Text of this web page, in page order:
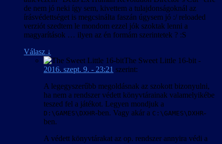
de nem jó neki így sem, kivettem a tulajdonságoknál az
írásvédettséget is megcsinálta faszán úgysem jó :/ reloaded
verziót szedtem le mondom ezzel jók szoktak lenni a
magyarítások … ilyen az én formám szerintetek ? :S
Válasz ↓
The Sweet Little 16-bit -
2016. szept. 9. - 23:21 szerint:
A legegyszerűbb megoldásnak az szokott bizonyulni,
ha nem a rendszer védett könyvtárainak valamelyikébe
teszed fel a játékot. Legyen mondjuk a
D:\GAMES\DXHR-ben. Vagy akár a C:\GAMES\DXHR-
ben.
A védett könyvtárakat az op. rendszer annyira védi a